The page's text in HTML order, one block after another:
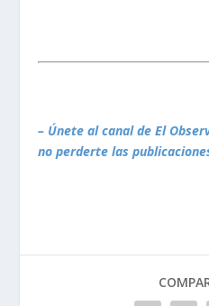
– Únete al canal de El
no perderte las